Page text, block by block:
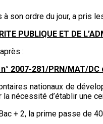
son ordre du jour, a pris
PUBLIQUE ET DE
:
2007-281/PRN/MAT/
nationaux de
nécessité d’établir
+ 2, la prime passe de